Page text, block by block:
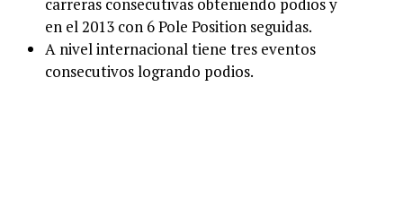
carreras consecutivas obteniendo podios y
en el 2013 con 6 Pole Position seguidas.
A nivel internacional tiene tres eventos
consecutivos logrando podios.